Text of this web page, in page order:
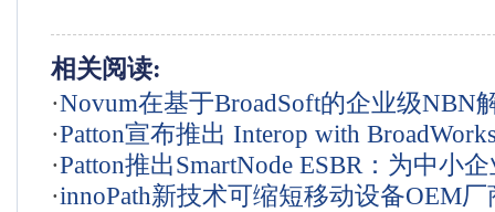
相关阅读:
·Novum在基于BroadSoft的企业级NBN
中部署Patton VoIP CPE
·Patton宣布推出 Interop with
理，其VoIP CPE 为运营商带来竞争优势
·Patton推出SmartNode ESBR：为中小
实惠型VoIP边界控制器
·innoPath新技术可缩短移动设备OEM